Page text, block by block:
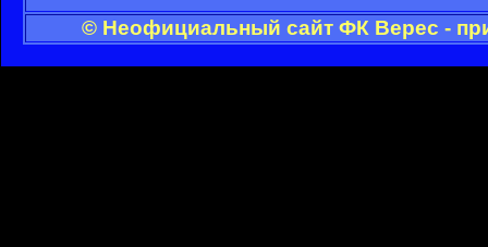
© Неофициальный сайт ФК Верес -